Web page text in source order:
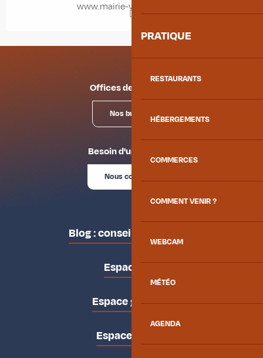
PRATIQUE
RESTAURANTS
HÉBERGEMENTS
COMMERCES
COMMENT VENIR ?
WEBCAM
MÉTÉO
AGENDA
www.mairie-villargondran.fr
Offices de tourisme
Nos bureaux
Besoin d'un conseil ?
Nous contacter
Blog : conseils des locaux
Espace pro
Espace groupes
Espace presse